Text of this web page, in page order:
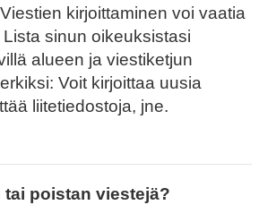
kirjoittaminen voi vaatia
sinun oikeuksistasi
alueen ja viestiketjun
Voit kirjoittaa uusia
liitetiedostoja, jne.
tai poistan viestejä?